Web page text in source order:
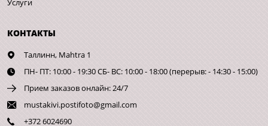
Услуги
КОНТАКТЫ
Таллинн, Mahtra 1
ПН- ПТ: 10:00 - 19:30 СБ- ВС: 10:00 - 18:00 (перерыв: - 14:30 - 15:00)
Прием заказов онлайн: 24/7
mustakivi.postifoto@gmail.com
+372 6024690